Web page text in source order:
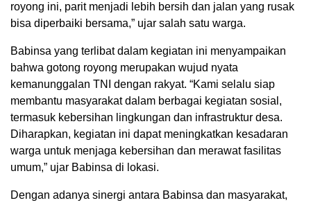
royong ini, parit menjadi lebih bersih dan jalan yang rusak
bisa diperbaiki bersama,” ujar salah satu warga.
Babinsa yang terlibat dalam kegiatan ini menyampaikan
bahwa gotong royong merupakan wujud nyata
kemanunggalan TNI dengan rakyat. “Kami selalu siap
membantu masyarakat dalam berbagai kegiatan sosial,
termasuk kebersihan lingkungan dan infrastruktur desa.
Diharapkan, kegiatan ini dapat meningkatkan kesadaran
warga untuk menjaga kebersihan dan merawat fasilitas
umum,” ujar Babinsa di lokasi.
Dengan adanya sinergi antara Babinsa dan masyarakat,